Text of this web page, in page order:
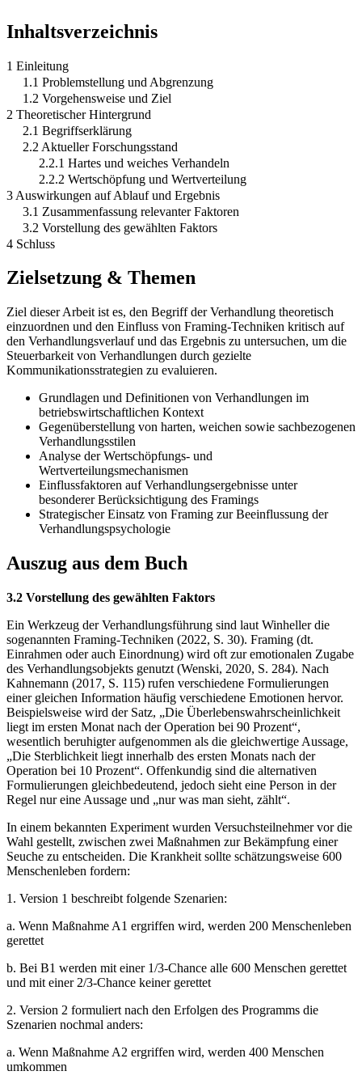
Inhaltsverzeichnis
1 Einleitung
1.1 Problemstellung und Abgrenzung
1.2 Vorgehensweise und Ziel
2 Theoretischer Hintergrund
2.1 Begriffserklärung
2.2 Aktueller Forschungsstand
2.2.1 Hartes und weiches Verhandeln
2.2.2 Wertschöpfung und Wertverteilung
3 Auswirkungen auf Ablauf und Ergebnis
3.1 Zusammenfassung relevanter Faktoren
3.2 Vorstellung des gewählten Faktors
4 Schluss
Zielsetzung & Themen
Ziel dieser Arbeit ist es, den Begriff der Verhandlung theoretisch
einzuordnen und den Einfluss von Framing-Techniken kritisch auf
den Verhandlungsverlauf und das Ergebnis zu untersuchen, um die
Steuerbarkeit von Verhandlungen durch gezielte
Kommunikationsstrategien zu evaluieren.
Grundlagen und Definitionen von Verhandlungen im
betriebswirtschaftlichen Kontext
Gegenüberstellung von harten, weichen sowie sachbezogenen
Verhandlungsstilen
Analyse der Wertschöpfungs- und
Wertverteilungsmechanismen
Einflussfaktoren auf Verhandlungsergebnisse unter
besonderer Berücksichtigung des Framings
Strategischer Einsatz von Framing zur Beeinflussung der
Verhandlungspsychologie
Auszug aus dem Buch
3.2 Vorstellung des gewählten Faktors
Ein Werkzeug der Verhandlungsführung sind laut Winheller die
sogenannten Framing-Techniken (2022, S. 30). Framing (dt.
Einrahmen oder auch Einordnung) wird oft zur emotionalen Zugabe
des Verhandlungsobjekts genutzt (Wenski, 2020, S. 284). Nach
Kahnemann (2017, S. 115) rufen verschiedene Formulierungen
einer gleichen Information häufig verschiedene Emotionen hervor.
Beispielsweise wird der Satz, „Die Überlebenswahrscheinlichkeit
liegt im ersten Monat nach der Operation bei 90 Prozent“,
wesentlich beruhigter aufgenommen als die gleichwertige Aussage,
„Die Sterblichkeit liegt innerhalb des ersten Monats nach der
Operation bei 10 Prozent“. Offenkundig sind die alternativen
Formulierungen gleichbedeutend, jedoch sieht eine Person in der
Regel nur eine Aussage und „nur was man sieht, zählt“.
In einem bekannten Experiment wurden Versuchsteilnehmer vor die
Wahl gestellt, zwischen zwei Maßnahmen zur Bekämpfung einer
Seuche zu entscheiden. Die Krankheit sollte schätzungsweise 600
Menschenleben fordern:
1. Version 1 beschreibt folgende Szenarien:
a. Wenn Maßnahme A1 ergriffen wird, werden 200 Menschenleben
gerettet
b. Bei B1 werden mit einer 1/3-Chance alle 600 Menschen gerettet
und mit einer 2/3-Chance keiner gerettet
2. Version 2 formuliert nach den Erfolgen des Programms die
Szenarien nochmal anders:
a. Wenn Maßnahme A2 ergriffen wird, werden 400 Menschen
umkommen